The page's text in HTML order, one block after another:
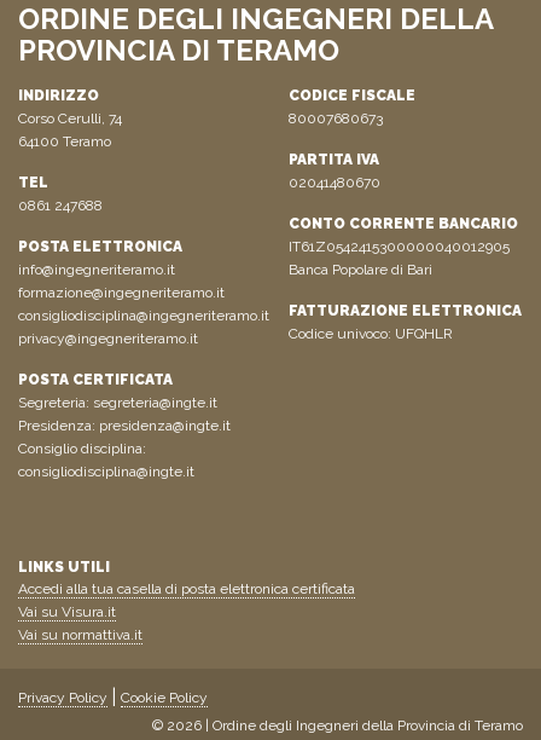
ORDINE DEGLI INGEGNERI DELLA
PROVINCIA DI TERAMO
INDIRIZZO
Corso Cerulli, 74
64100 Teramo
TEL
0861 247688
POSTA ELETTRONICA
info@ingegneriteramo.it
formazione@ingegneriteramo.it
consigliodisciplina@ingegneriteramo.it
privacy@ingegneriteramo.it
POSTA CERTIFICATA
Segreteria: segreteria@ingte.it
Presidenza: presidenza@ingte.it
Consiglio disciplina:
consigliodisciplina@ingte.it
CODICE FISCALE
80007680673
PARTITA IVA
02041480670
CONTO CORRENTE BANCARIO
IT61Z0542415300000040012905
Banca Popolare di Bari
FATTURAZIONE ELETTRONICA
Codice univoco: UFQHLR
LINKS UTILI
Accedi alla tua casella di posta elettronica certificata
Vai su Visura.it
Vai su normattiva.it
Privacy Policy
Cookie Policy
© 2026 | Ordine degli Ingegneri della Provincia di Teramo